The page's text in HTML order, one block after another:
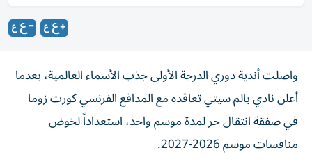
واصلت أندية دوري الدرجة الأولى جذب الأسماء العالمية، بعدما
أعلن نادي بالم سيتي تعاقده مع المدافع الفرنسي كورت زوما
في صفقة انتقال حر لمدة موسم واحد، استعداداً لخوض
منافسات موسم 2026-2027.